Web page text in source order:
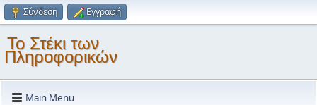
Σύνδεση Εγγραφή
Το Στέκι των
Πληροφορικών
Main Menu